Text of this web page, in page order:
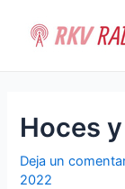
contenido
Hoces
Deja un
2022